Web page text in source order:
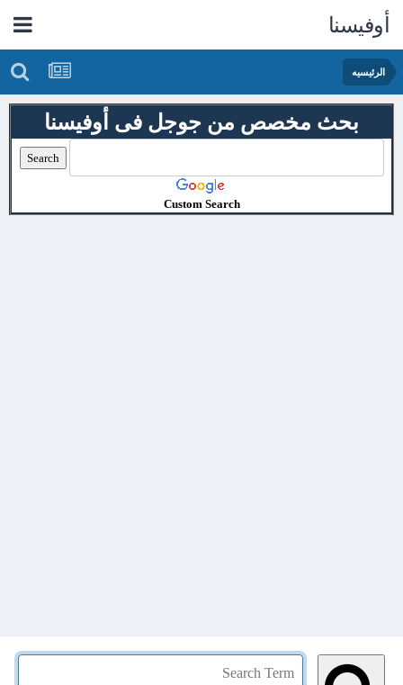
أوفيسنا
الرئيسيه
بحث مخصص من جوجل فى أوفيسنا
Custom Search